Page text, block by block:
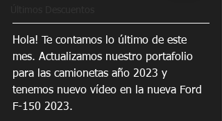
Hola! Te contamos lo último de este
mes. Actualizamos nuestro portafolio
para las camionetas año 2023 y
tenemos nuevo vídeo en la nueva Ford
F-150 2023.